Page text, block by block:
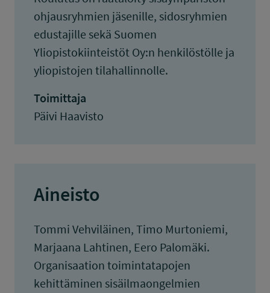
ohjausryhmien jäsenille, sidosryhmien
edustajille sekä Suomen
Yliopistokiinteistöt Oy:n henkilöstölle ja
yliopistojen tilahallinnolle.
Toimittaja
Päivi Haavisto
Aineisto
Tommi Vehviläinen, Timo Murtoniemi,
Marjaana Lahtinen, Eero Palomäki.
Organisaation toimintatapojen
kehittäminen sisäilmaongelmien